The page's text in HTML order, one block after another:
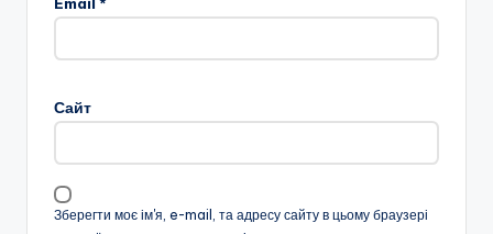
Сайт
Зберегти моє ім'я, e-mail, та адресу сайту в цьому браузері